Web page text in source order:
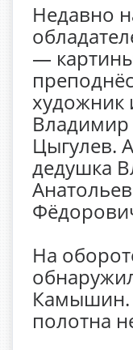
Недавно
—
художник
Владимир
Цыгулев.
дедушка
На
Камышин.
полотна